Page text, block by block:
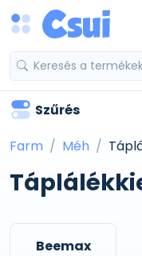
Szűrés
Farm Méh
Beemax